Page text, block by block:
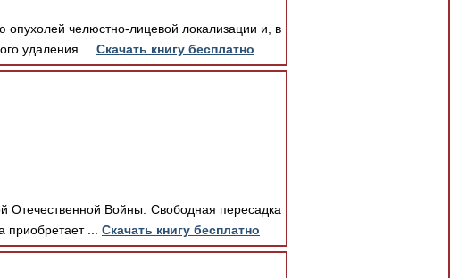
челюстно-лицевой локализации и, в
удаления ... Скачать книгу бесплатно
Войны. Свободная пересадка
приобретает ... Скачать книгу бесплатно